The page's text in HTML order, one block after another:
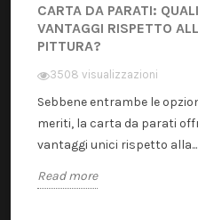
CARTA DA PARATI:
VANTAGGI RISPETTO
PITTURA?
3508 visualizzazioni
Sebbene entrambe le
meriti, la carta da parati
vantaggi unici rispetto alla...
Read more